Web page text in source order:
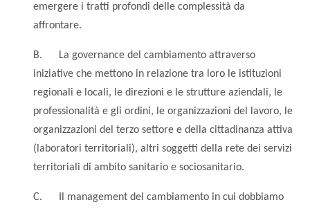
emergere i tratti profondi delle complessità da
affrontare.
B. La governance del cambiamento attraverso
iniziative che mettono in relazione tra loro le istituzioni
regionali e locali, le direzioni e le strutture aziendali, le
professionalità e gli ordini, le organizzazioni del lavoro, le
organizzazioni del terzo settore e della cittadinanza attiva
(laboratori territoriali), altri soggetti della rete dei servizi
territoriali di ambito sanitario e sociosanitario.
C. Il management del cambiamento in cui dobbiamo